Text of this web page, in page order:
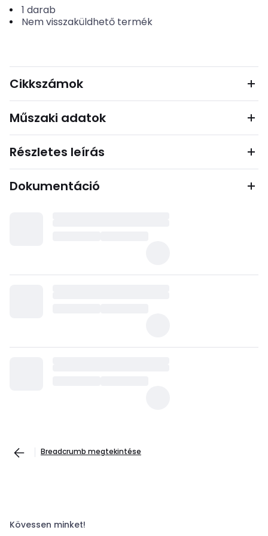
1 darab
Nem visszaküldhető termék
Cikkszámok
Műszaki adatok
Részletes leírás
Dokumentáció
Breadcrumb megtekintése
Kövessen minket!